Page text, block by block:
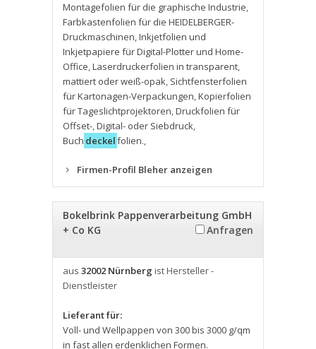
Montagefolien für die graphische Industrie,
Farbkastenfolien für die HEIDELBERGER-
Druckmaschinen,Inkjetfolien und
Inkjetpapiere für Digital-Plotter und Home-
Office,Laserdruckerfolien in transparent,
mattiert oder weiß-opak, Sichtfensterfolien
für Kartonagen-Verpackungen,Kopierfolien
für Tageslichtprojektoren,Druckfolien für
Offset-,Digital- oder Siebdruck,
Buch deckelfolien.,
Firmen-Profil Bleher anzeigen
Bokelbrink Pappenverarbeitung GmbH
+ Co KG
Anfragen
aus 32002 Nürnberg ist Hersteller -
Dienstleister
Lieferant für:
Voll- und Wellpappen von 300 bis 3000 g/qm
in fast allen erdenklichen Formen.